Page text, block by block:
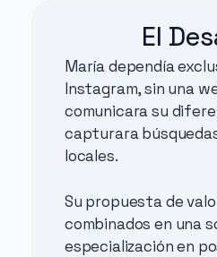
El
María dependía
Instagram, sin una
comunicara su
capturara
locales.
Su propuesta de
combinados en una
especialización en